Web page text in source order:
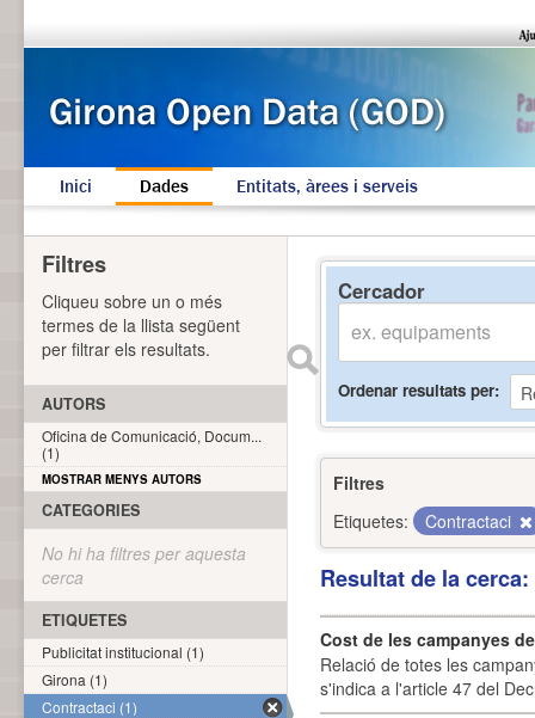
Inici Dades Entitats, àrees i serveis
Cercador
Ordenar resultats per
Filtres
Etiquetes:
Contractaci
Resultat de la
Cost de les campanyes
Relació de totes les
s'indica a l'article 47 del
Filtres
Cliqueu sobre un o més
termes de la llista següent
per filtrar els resultats.
AUTORS
Oficina de Comunicació, Docum...
(1)
MOSTRAR MENYS AUTORS
CATEGORIES
No hi ha filtres per aquesta
cerca
ETIQUETES
Publicitat institucional (1)
Girona (1)
Contractaci (1)